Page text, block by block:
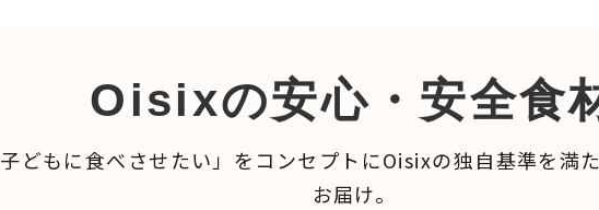
Oisixの安心・安全食
子どもに食べさせたい」をコンセプトにOisixの独自基準を満
お届け。